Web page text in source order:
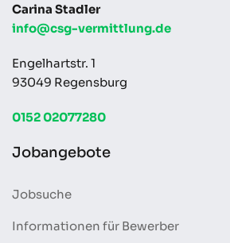
Carina Stadler
info@csg-vermittlung.de
Engelhartstr. 1
93049 Regensburg
0152 02077280
Jobangebote
Jobsuche
Informationen für Bewerber